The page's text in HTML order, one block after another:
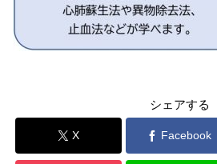
シェアする
X Facebook